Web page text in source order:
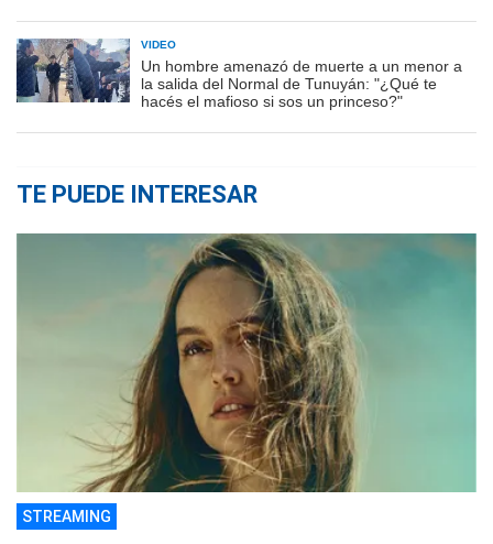
VIDEO
Un hombre amenazó de muerte a un menor a
la salida del Normal de Tunuyán: "¿Qué te
hacés el mafioso si sos un princeso?"
TE PUEDE INTERESAR
STREAMING